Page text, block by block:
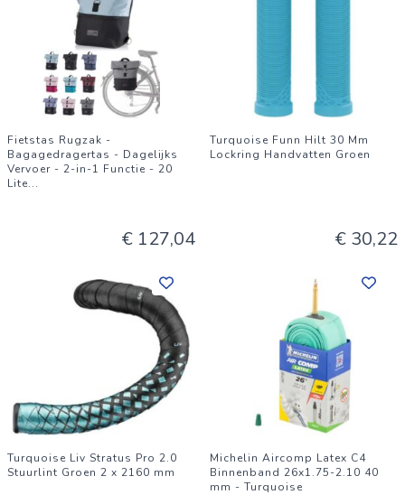
Fietstas Rugzak -
Bagagedragertas - Dagelijks
Vervoer - 2-in-1 Functie - 20
Lite...
€ 127,04
Turquoise Funn Hilt 30 Mm
Lockring Handvatten Groen
€ 30,22
Turquoise Liv Stratus Pro 2.0
Stuurlint Groen 2 x 2160 mm
Michelin Aircomp Latex C4
Binnenband 26x1.75-2.10 40
mm - Turquoise